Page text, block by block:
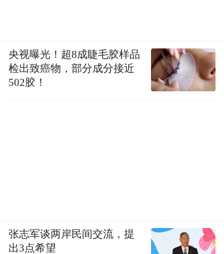
“不浪费任何时间”。
她的反应却是：想回学校上课。
央视曝光！超8成睫毛胶样品
检出致癌物，部分成分接近
502胶！
张志军谈两岸民间交流，提
出3点希望